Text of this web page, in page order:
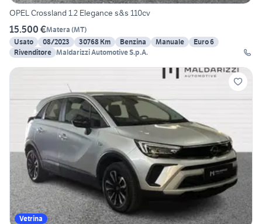
OPEL Crossland 1.2 Elegance s&s 110cv
15.500 €Matera (MT)
Usato
08/2023 30768 Km Benzina Manuale
Euro 6
Rivenditore Maldarizzi Automotive S.p.A.
Vetrina